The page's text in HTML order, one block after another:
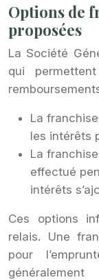
Options de
proposées
La Société
qui
La
les intérêts
La
effectué
intérêts
Ces options
relais. Une
pour